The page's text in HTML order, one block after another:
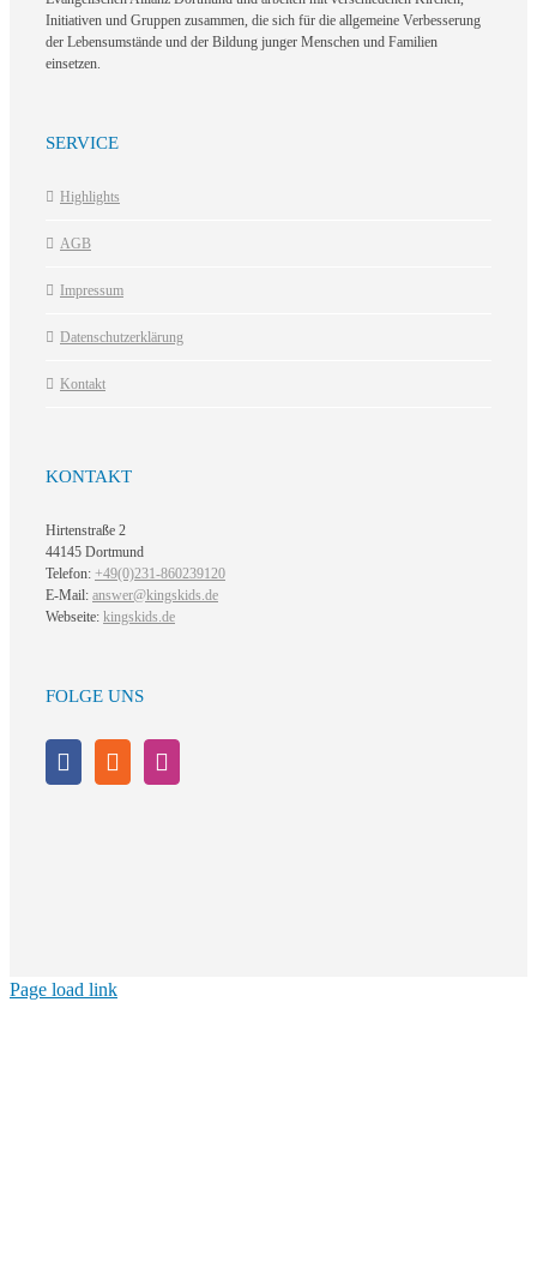
Initiativen und Gruppen zusammen, die sich für die allgemeine Verbesserung
der Lebensumstände und der Bildung junger Menschen und Familien
einsetzen.
SERVICE
Highlights
AGB
Impressum
Datenschutzerklärung
Kontakt
KONTAKT
Hirtenstraße 2
44145 Dortmund
Telefon: +49(0)231-860239120
E-Mail: answer@kingskids.de
Webseite: kingskids.de
FOLGE UNS
Page load link